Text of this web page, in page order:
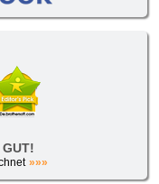
GUT!
»»»